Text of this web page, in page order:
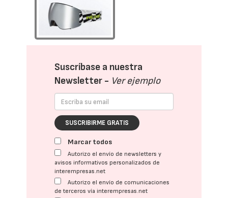
Suscríbase a nuestra
Newsletter - Ver ejemplo
SUSCRIBIRME GRATIS
Marcar todos
Autorizo el envío de newsletters y
avisos informativos personalizados de
interempresas.net
Autorizo el envío de comunicaciones
de terceros vía interempresas.net